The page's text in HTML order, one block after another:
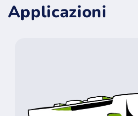
Applicazioni